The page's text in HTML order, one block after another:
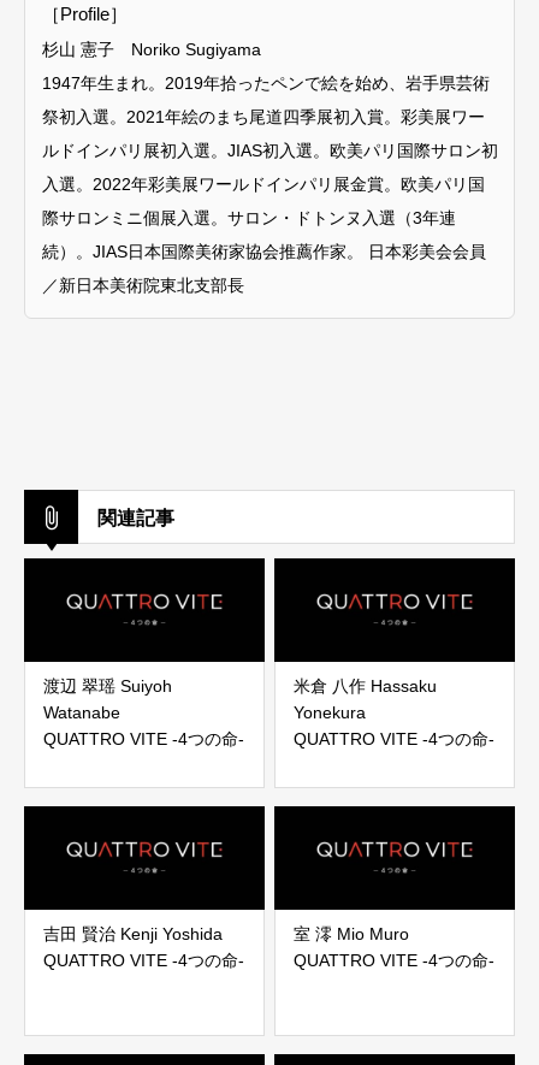
［Profile］
杉山 憲子 Noriko Sugiyama
1947年生まれ。2019年拾ったペンで絵を始め、岩手県芸術
祭初入選。2021年絵のまち尾道四季展初入賞。彩美展ワー
ルドインパリ展初入選。JIAS初入選。欧美パリ国際サロン初
入選。2022年彩美展ワールドインパリ展金賞。欧美パリ国
際サロンミニ個展入選。サロン・ドトンヌ入選（3年連
続）。JIAS日本国際美術家協会推薦作家。 日本彩美会会員
／新日本美術院東北支部長
関連記事
渡辺 翠瑶 Suiyoh
Watanabe
QUATTRO VITE -4つの命-
米倉 八作 Hassaku
Yonekura
QUATTRO VITE -4つの命-
吉田 賢治 Kenji Yoshida
QUATTRO VITE -4つの命-
室 澪 Mio Muro
QUATTRO VITE -4つの命-